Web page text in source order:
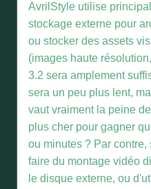
AvrilStyle utilise
stockage externe pour
ou stocker des assets
(images haute
3.2 sera amplement
sera un peu plus lent,
vaut vraiment la peine
plus cher pour gagner
ou minutes ? Par
faire du montage vidéo
le disque externe, ou